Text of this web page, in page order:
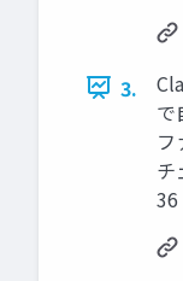
3.
で
チ
36